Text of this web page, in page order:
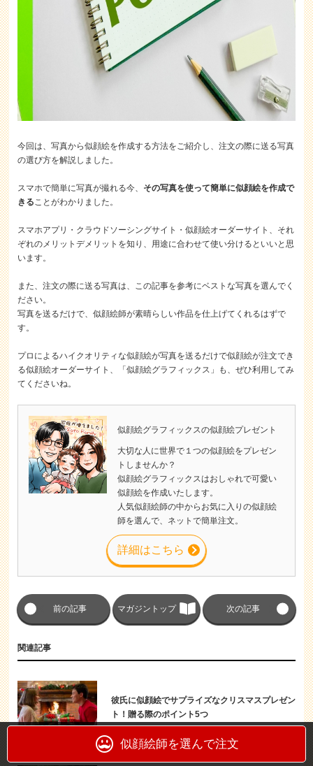
今回は、写真から似顔絵を作成する方法をご紹介し、注文の際に送る写真
の選び方を解説しました。
スマホで簡単に写真が撮れる今、 その写真を使って簡単に似顔絵を作成で
きることがわかりました。
スマホアプリ・クラウドソーシングサイト・似顔絵オーダーサイト、それ
ぞれのメリットデメリットを知り、用途に合わせて使い分けるといいと思
います。
また、注文の際に送る写真は、この記事を参考にベストな写真を選んでく
ださい。
写真を送るだけで、似顔絵師が素晴らしい作品を仕上げてくれるはずで
す。
プロによるハイクオリティな似顔絵が写真を送るだけで似顔絵が注文でき
る似顔絵オーダーサイト、「似顔絵グラフィックス」も、ぜひ利用してみ
てくださいね。
似顔絵グラフィックスの似顔絵プレゼント
大切な人に世界で１つの似顔絵をプレゼン
トしませんか？
似顔絵グラフィックスはおしゃれで可愛い
似顔絵を作成いたします。
人気似顔絵師の中からお気に入りの似顔絵
師を選んで、ネットで簡単注文。
詳細はこちら
前の記事 マガジントップ 次の記事
関連記事
彼氏に似顔絵でサプライズなクリスマスプレゼン
ト！贈る際のポイント5つ
似顔絵プレゼント
似顔絵師を選んで注文